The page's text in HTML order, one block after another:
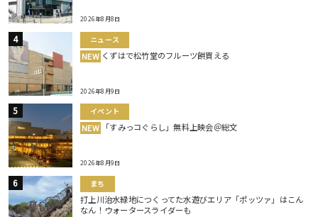
2026年8月8日
ニュース
NEW くずはで松竹堂のフルーツ餅買える
2026年8月9日
イベント
NEW 「すみっコぐらし」無料上映会＠総文
2026年8月9日
まち
打上川治水緑地につくってた水遊びエリア「ポッツァ」はこん
なん！ウォータースライダーも